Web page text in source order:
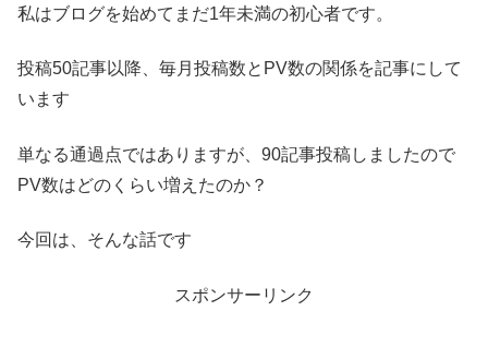
私はブログを始めてまだ1年未満の初心者です。
投稿50記事以降、毎月投稿数とPV数の関係を記事にして
います
単なる通過点ではありますが、90記事投稿しましたので
PV数はどのくらい増えたのか？
今回は、そんな話です
スポンサーリンク